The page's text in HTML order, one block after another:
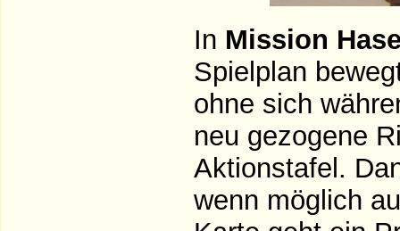
In Mission
Spielplan
ohne sich
neu gezogene
Aktionstafel.
wenn möglich